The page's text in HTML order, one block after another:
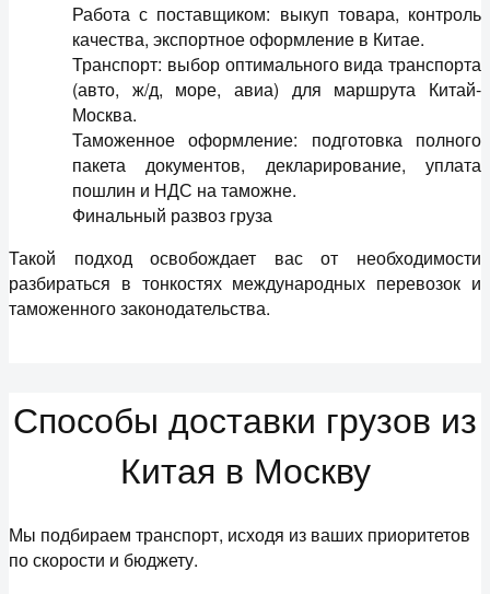
Работа с поставщиком: выкуп товара, контроль
качества, экспортное оформление в Китае.
Транспорт: выбор оптимального вида транспорта
(авто, ж/д, море, авиа) для маршрута Китай-
Москва.
Таможенное оформление: подготовка полного
пакета документов, декларирование, уплата
пошлин и НДС на таможне.
Финальный развоз груза
Такой подход освобождает вас от необходимости
разбираться в тонкостях международных перевозок и
таможенного законодательства.
Способы доставки грузов из
Китая в Москву
Мы подбираем транспорт, исходя из ваших приоритетов
по скорости и бюджету.